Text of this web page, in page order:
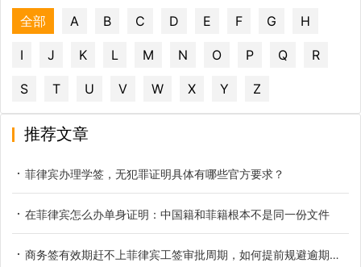
全部 A B C D E F G H
I J K L M N O P Q R
S T U V W X Y Z
推荐文章
菲律宾办理学签，无犯罪证明具体有哪些官方要求？
在菲律宾怎么办单身证明：中国籍和菲籍根本不是同一份文件
商务签有效期赶不上菲律宾工签审批周期，如何提前规避逾期滞留